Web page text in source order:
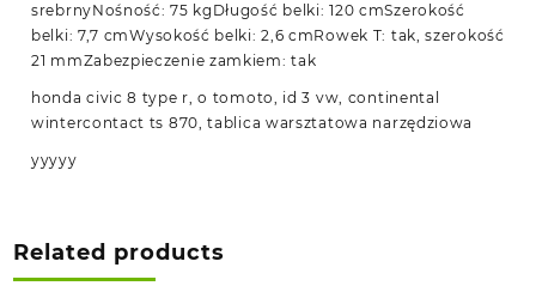
srebrnyNośność: 75 kgDługość belki: 120 cmSzerokość
belki: 7,7 cmWysokość belki: 2,6 cmRowek T: tak, szerokość
21 mmZabezpieczenie zamkiem: tak
honda civic 8 type r, o tomoto, id 3 vw, continental
wintercontact ts 870, tablica warsztatowa narzędziowa
yyyyy
Related products